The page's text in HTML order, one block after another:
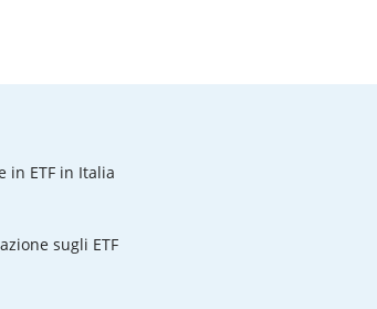
in ETF in Italia
sugli ETF